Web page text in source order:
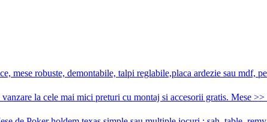
robuste, demontabile, talpi reglabile,placa ardezie sau mdf,
la cele mai mici preturi cu montaj si accesorii gratis. Mese >>